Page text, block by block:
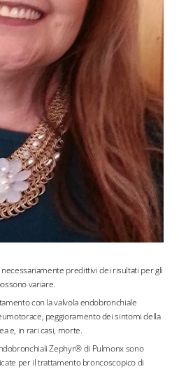
predittivi dei risultati per gli
variare.
con la valvola endobronchiale
peggioramento dei sintomi della
e, in rari casi, morte.
Zephyr® di Pulmonx sono
per il trattamento broncoscopico di